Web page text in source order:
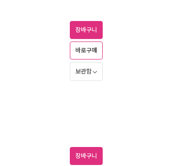
장바구니
바로구매
보관함
장바구니